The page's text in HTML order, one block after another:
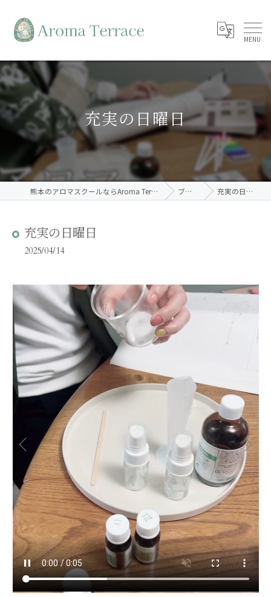
充実の日曜日
熊本のアロマスクールならAroma Terrace ブログ 充実の日曜日
充実の日曜日
2025/04/14